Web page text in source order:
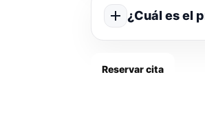
¿Cuál es el
Reservar cita